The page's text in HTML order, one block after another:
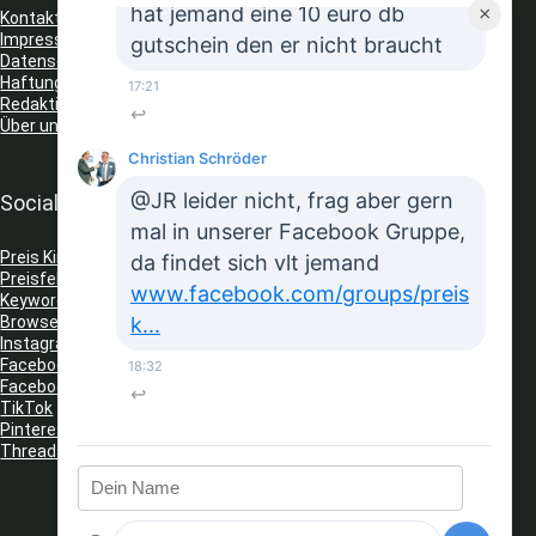
Kontakt
Impressum
Datenschutz
Haftungsausschluss
Redaktionelle Richtlinien
Über uns
Social Media
Preis King auf Telegram
Preisfehler Whats App Kanal
Keyword Tracker (Telegram)
Browser Erweiterungen: Gutschein Finder
Instagram
Facebook
Facebook Gruppe
TikTok
Pinterest
Threads
×
hat jemand eine 10 euro db
gutschein den er nicht braucht
17:21
↩
Christian Schröder
@JR leider nicht, frag aber gern
mal in unserer Facebook Gruppe,
da findet sich vlt jemand
www.facebook.com/groups/preis
k...
18:32
↩